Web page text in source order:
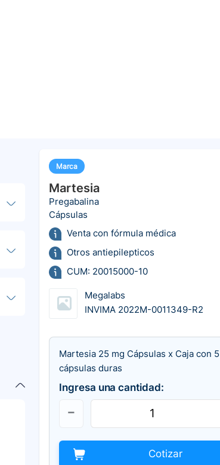
Marca
Martesia
Pregabalina
Cápsulas
Venta con fórmula médica
Otros antiepilepticos
CUM: 20015000-10
Megalabs
INVIMA 2022M-0011349-R2
Martesia 25 mg Cápsulas x Caja con 5
cápsulas duras
Ingresa una cantidad:
Cotizar